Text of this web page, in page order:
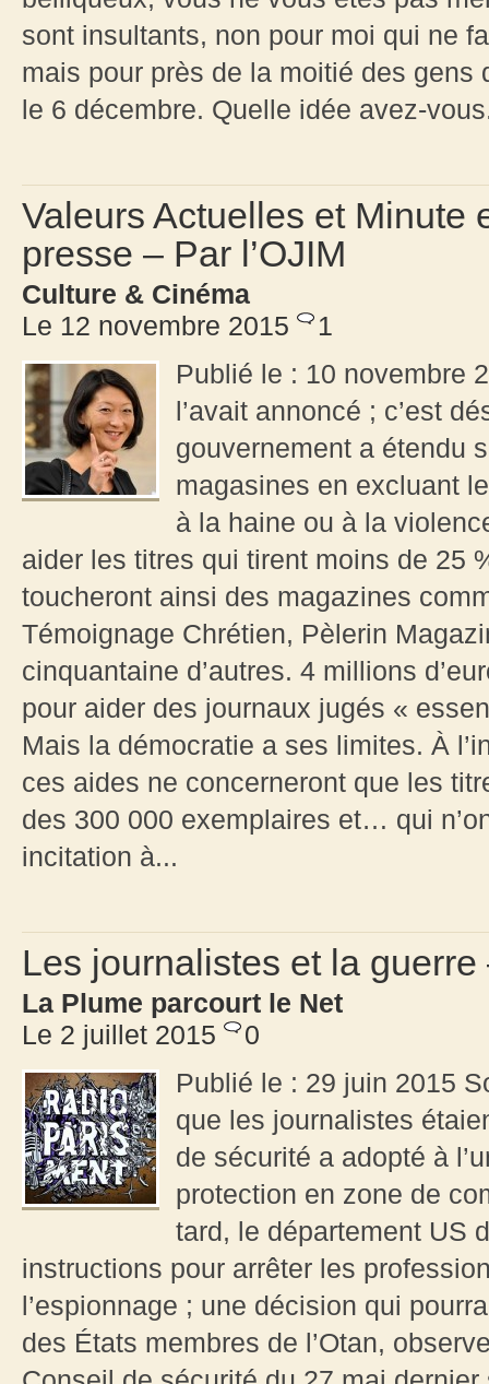
sont insultants, non pour moi qui ne
mais pour près de la moitié des gens
le 6 décembre. Quelle idée avez-
Valeurs Actuelles et Minute
presse – Par l’OJIM
Culture & Cinéma
Le 12 novembre 2015
1
Publié le : 10 novembre
l’avait annoncé ; c’est
gouvernement a étendu
magasines en excluant
à la haine ou à la
aider les titres qui tirent moins de 25
toucheront ainsi des magazines
Témoignage Chrétien, Pèlerin
cinquantaine d’autres. 4 millions
pour aider des journaux jugés «
Mais la démocratie a ses limites. À
ces aides ne concerneront que les
des 300 000 exemplaires et… qui
incitation à...
Les journalistes et la
La Plume parcourt le Net
Le 2 juillet 2015
0
Publié le : 29 juin 2015
que les journalistes
de sécurité a adopté à
protection en zone de
tard, le département US
instructions pour arrêter les
l’espionnage ; une décision qui
des États membres de l’Otan,